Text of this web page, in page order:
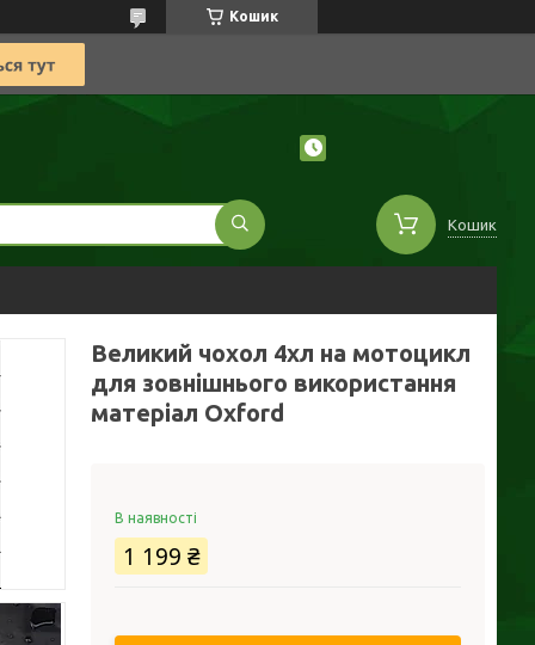
Кошик
Кошик
Великий чохол 4хл на мотоцикл
для зовнішнього використання
матеріал Oxford
В наявності
1 199 ₴